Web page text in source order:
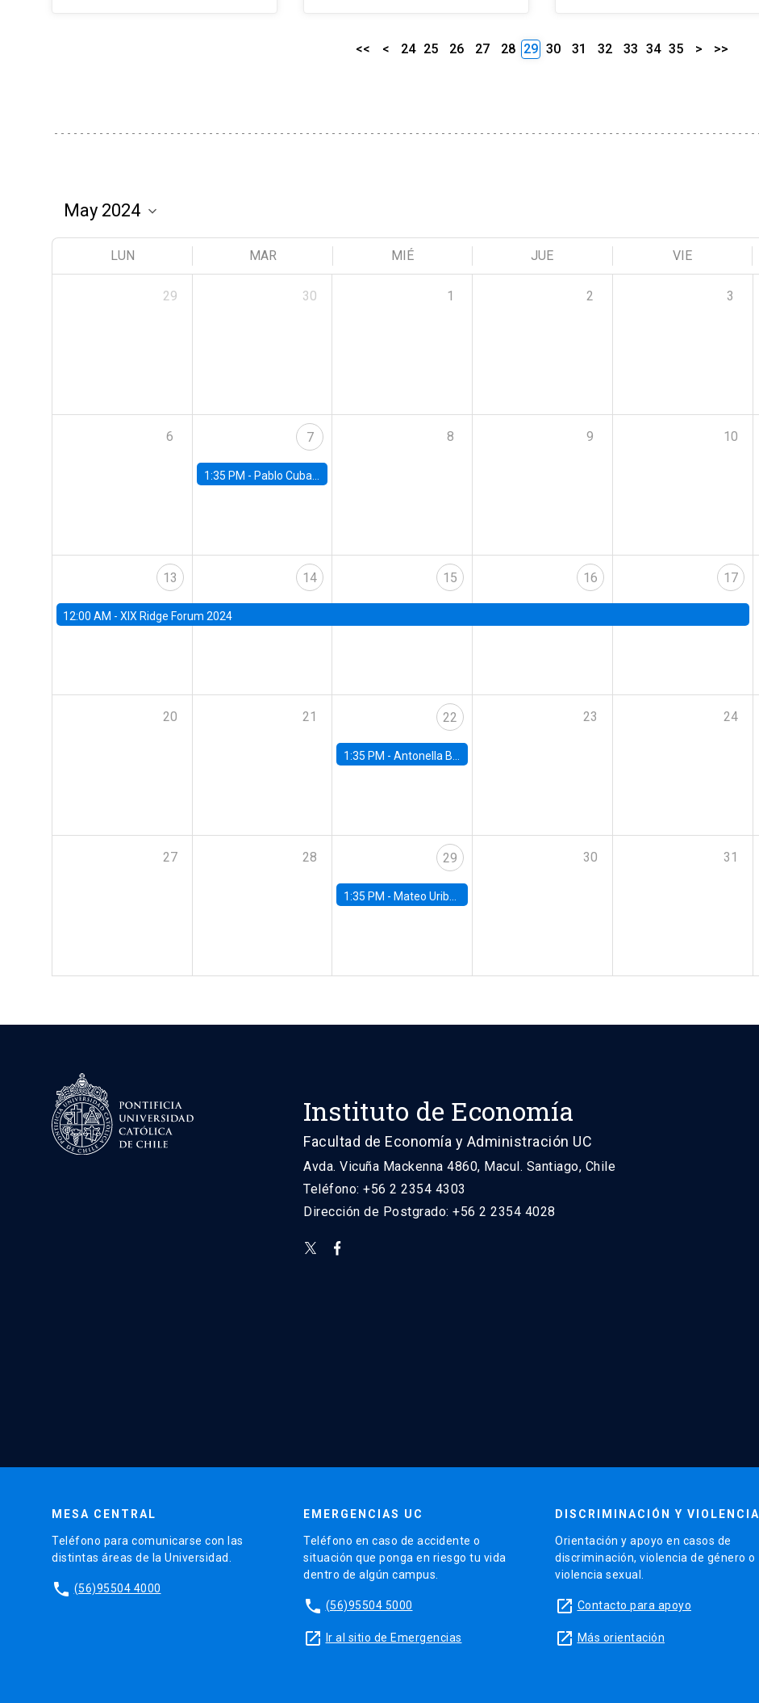
<< < 24 25 26 27 28 29 30 31 32 33 34 35 > >>
LUN MAR MIÉ JUE VIE
29 30 1 2 3
6 7
1:35 PM - Pablo Cuba, FED Board
8 9 10
13
12:00 AM - XIX Ridge Forum 2024
14 15 16 17
20 21 22
1:35 PM -Antonella Bancalari, Institute for Fiscal Studies (IFS) and Research Associate at University College London (UCL)
23 24
27 28 29
1:35 PM - Mateo Uribe-Castro, Universidad de los Andes (Colombia)
30 31
Instituto de Economía
Facultad de Economía y Administración UC
Avda. Vicuña Mackenna 4860, Macul. Santiago, Chile
Teléfono: +56 2 2354 4303
Dirección de Postgrado: +56 2 2354 4028
MESA CENTRAL
Teléfono para comunicarse con las
distintas áreas de la Universidad.
phone (56)95504 4000
EMERGENCIAS UC
Teléfono en caso de accidente o
situación que ponga en riesgo tu vida
dentro de algún campus.
phone (56)95504 5000
launch Ir al sitio de Emergencias
DISCRIMINACIÓN Y VIOLENCIA
Orientación y apoyo en casos de
discriminación, violencia de género o
violencia sexual.
launch Contacto para apoyo
launch Más orientación